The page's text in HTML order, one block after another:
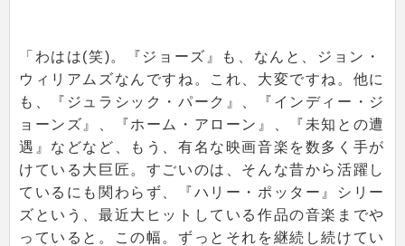
「わはは(笑)。『ジョーズ』も、なんと、ジョン・
ウィリアムズなんですね。これ、大変ですね。他に
も、『ジュラシック・パーク』、『インディー・ジ
ョーンズ』、『ホーム・アローン』、『未知との遭
遇』などなど、もう、有名な映画音楽を数多く手が
けている大巨匠。すごいのは、そんな昔から活躍し
ているにも関わらず、『ハリー・ポッター』シリー
ズという、最近大ヒットしている作品の音楽までや
っていると。この幅。ずっとそれを継続し続けてい